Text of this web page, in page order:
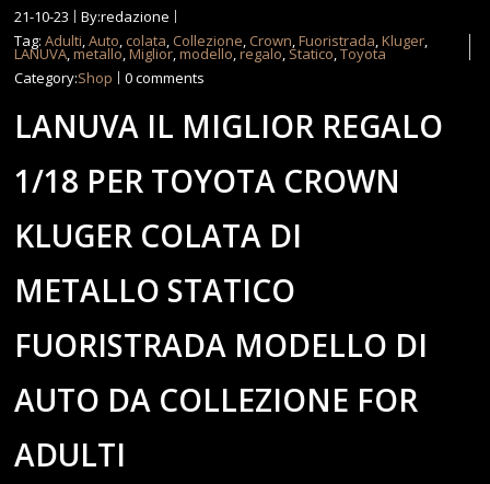
21-10-23
By:redazione
Tag:Adulti,Auto, colata, Collezione, Crown,Fuoristrada,Kluger,
LANUVA,metallo,Miglior,modello,regalo, Statico,Toyota
Category:Shop 0 comments
LANUVA IL MIGLIOR REGALO
1/18 PER TOYOTA CROWN
KLUGER COLATA DI
METALLO STATICO
FUORISTRADA MODELLO DI
AUTO DA COLLEZIONE FOR
ADULTI